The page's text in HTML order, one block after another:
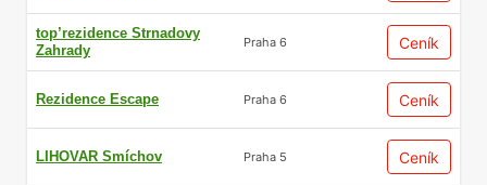
top’rezidence Strnadovy
Zahrady
Praha 6 Ceník
Rezidence Escape Praha 6 Ceník
LIHOVAR Smíchov Praha 5 Ceník